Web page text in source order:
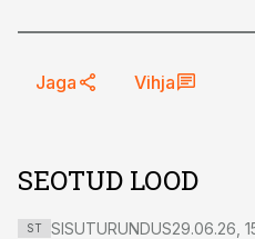
Jaga Vihja
SEOTUD LOOD
ST SISUTURUNDUS29.06.26,